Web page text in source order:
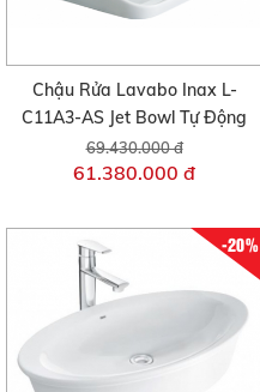
Chậu Rửa Lavabo Inax L-
C11A3-AS Jet Bowl Tự Động
69.430.000 đ
61.380.000 đ
-20%